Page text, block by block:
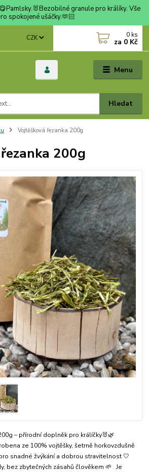
granule pro králíky. Vše
spokojené ušáčky.🫶🏻
Menu
CZK
Hledat
0 ks
za 0 Kč
Vojtěšková řezanka 200g
200g
– přírodní doplněk pro králíčky🐰🌿
ze 100% vojtěšky, šetrně horkovzdušně
snadné žvýkání a dobrou stravitelnost 🤍
bez zbytečných zásahů člověkem 🌱 Je